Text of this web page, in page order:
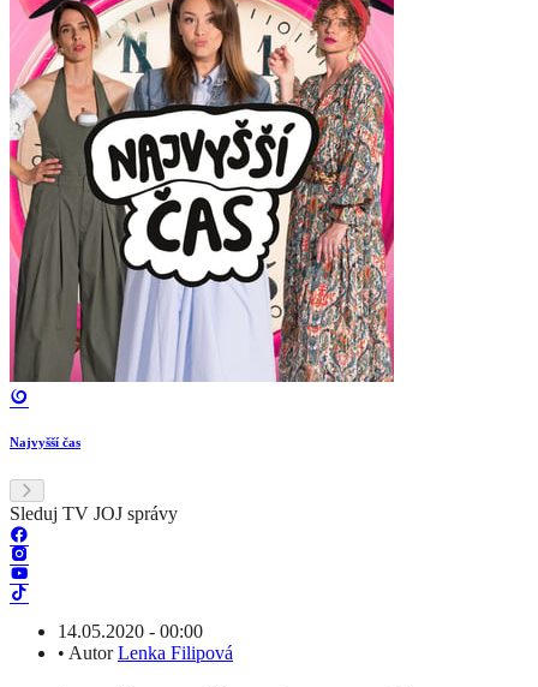
Najvyšší čas
Sleduj TV JOJ správy
14.05.2020 - 00:00
• AutorLenka Filipová